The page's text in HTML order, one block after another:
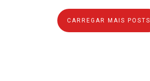
CARREGAR MAIS POSTS